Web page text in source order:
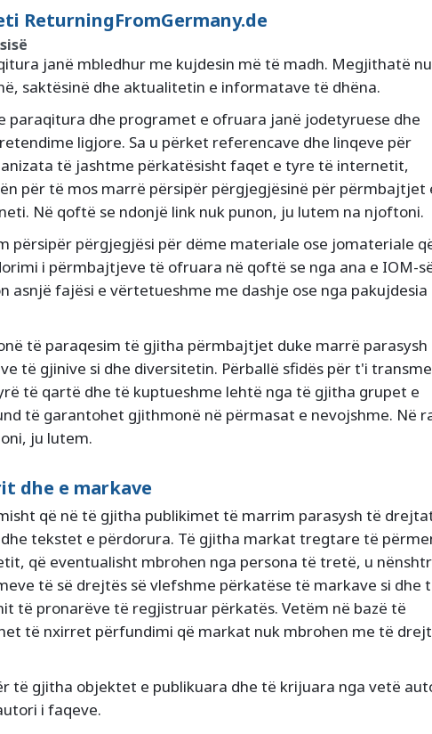
ReturningFromGermany.de
janë mbledhur me kujdesin më të madh. Megjithatë
saktësinë dhe aktualitetin e informatave të dhëna.
paraqitura dhe programet e ofruara janë jodetyruese dhe
ligjore. Sa u përket referencave dhe linqeve për
të jashtme përkatësisht faqet e tyre të internetit,
për të mos marrë përsipër përgjegjësinë për përmbajtjet
Në qoftë se ndonjë link nuk punon, ju lutem na njoftoni.
përsipër përgjegjësi për dëme materiale ose jomateriale
i përmbajtjeve të ofruara në qoftë se nga ana e IOM-
asnjë fajësi e vërtetueshme me dashje ose nga pakujdesia
të paraqesim të gjitha përmbajtjet duke marrë parasysh
të gjinive si dhe diversitetin. Përballë sfidës për t'i
të qartë dhe të kuptueshme lehtë nga të gjitha grupet e
të garantohet gjithmonë në përmasat e nevojshme. Në
ju lutem.
dhe e markave
që në të gjitha publikimet të marrim parasysh të
tekstet e përdorura. Të gjitha markat tregtare të
që eventualisht mbrohen nga persona të tretë, u
të së drejtës së vlefshme përkatëse të markave si dhe
të pronarëve të regjistruar përkatës. Vetëm në bazë të
të nxirret përfundimi që markat nuk mbrohen me të
të gjitha objektet e publikuara dhe të krijuara nga vetë
i faqeve.